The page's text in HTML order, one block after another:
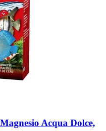
Acqua Dolce,